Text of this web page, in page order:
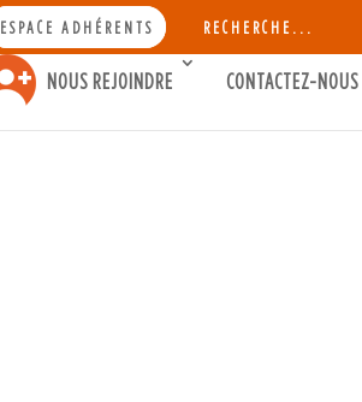
ESPACE ADHÉRENTS RECHERCHE...
Search Button
NOUS REJOINDRE CONTACTEZ-NOUS